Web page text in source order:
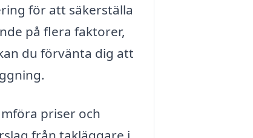
för att säkerställa
på flera faktorer,
du förvänta dig att
priser och